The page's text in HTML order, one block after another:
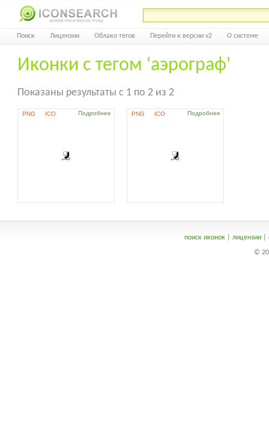
Поиск Лицензии Облако тегов Перейти к версии v2 О системе
Иконки с тегом 'аэрограф'
Показаны результаты с 1 по 2 из 2
PNG ICO Подробнее PNG ICO Подробнее
поиск иконок| лицензии|
©